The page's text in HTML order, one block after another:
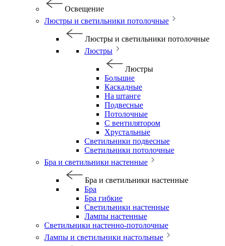
Освещение
Люстры и светильники потолочные
Люстры и светильники потолочные
Люстры
Люстры
Большие
Каскадные
На штанге
Подвесные
Потолочные
С вентилятором
Хрустальные
Светильники подвесные
Светильники потолочные
Бра и светильники настенные
Бра и светильники настенные
Бра
Бра гибкие
Светильники настенные
Лампы настенные
Светильники настенно-потолочные
Лампы и светильники настольные